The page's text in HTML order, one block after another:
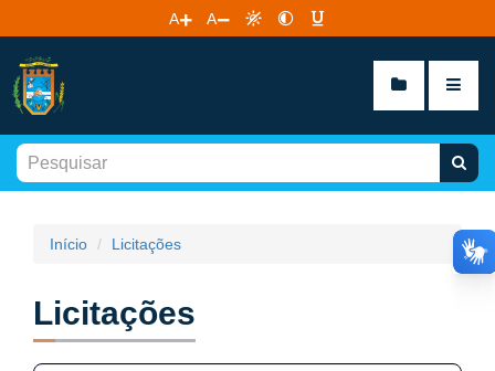
A A
Início Licitações
Licitações